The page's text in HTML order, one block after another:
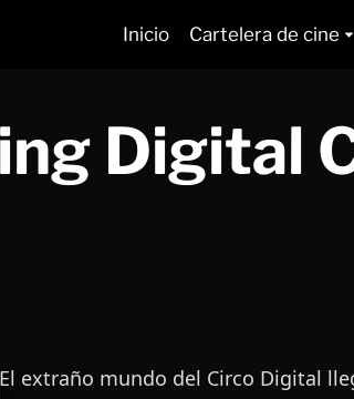
Inicio Cartelera de cine
Digital
El extraño mundo del Circo Digital